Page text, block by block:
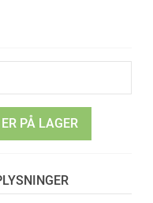
PÅ LAGER